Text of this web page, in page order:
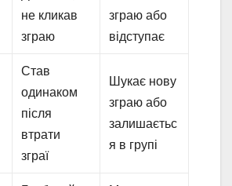
не кликав
зграю
зграю або
відступає
Став
одинаком
після
втрати
зграї
Шукає нову
зграю або
залишаєтьс
я в групі